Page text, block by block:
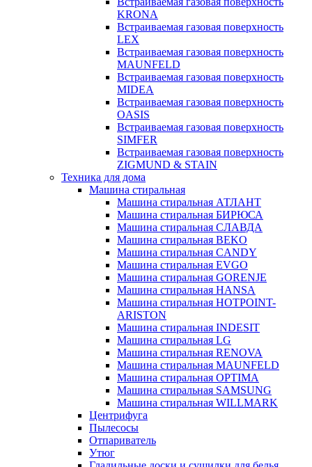
KRONA
Встраиваемая газовая поверхность
LEX
Встраиваемая газовая поверхность
MAUNFELD
Встраиваемая газовая поверхность
MIDEA
Встраиваемая газовая поверхность
OASIS
Встраиваемая газовая поверхность
SIMFER
Встраиваемая газовая поверхность
ZIGMUND & STAIN
Техника для дома
Машина стиральная
Машина стиральная АТЛАНТ
Машина стиральная БИРЮСА
Машина стиральная СЛАВДА
Машина стиральная BEKO
Машина стиральная CANDY
Машина стиральная EVGO
Машина стиральная GORENJE
Машина стиральная HANSA
Машина стиральная HOTPOINT-
ARISTON
Машина стиральная INDESIT
Машина стиральная LG
Машина стиральная RENOVA
Машина стиральная MAUNFELD
Машина стиральная OPTIMA
Машина стиральная SAMSUNG
Машина стиральная WILLMARK
Центрифуга
Пылесосы
Отпариватель
Утюг